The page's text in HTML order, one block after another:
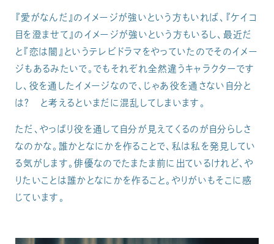
『愛がなんだ』のイメージが強いという方もいれば、『ケイコ
目を澄ませて』のイメージが強いという方もいるし、最近だ
と『恋は闇』というテレビドラマをやっていたのでそのイメー
ジもあるみたいで。でもそれぞれ全然違うキャラクターです
し、役を通したイメージなので、じゃあ役を通さない自分と
は？ と考えるといまだに混乱してしまいます。
ただ、やっぱり役を通して自分が見えてくるのが自分らしさ
なのかな。誰かとなにかを作ることで、私は私を発見してい
る気がします。俳優なのでたまたま前に出ているけれど、や
りたいことは誰かとなにかを作ること。やりがいもそこに感
じています。